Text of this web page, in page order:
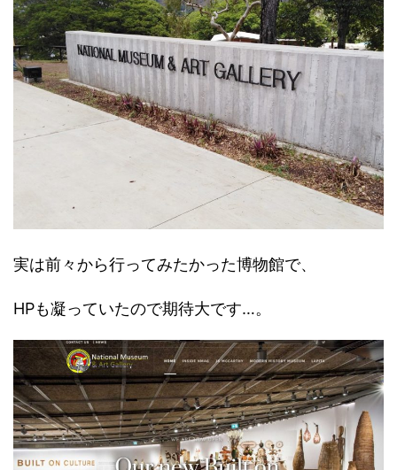
実は前々から行ってみたかった博物館で、
HPも凝っていたので期待大です…。